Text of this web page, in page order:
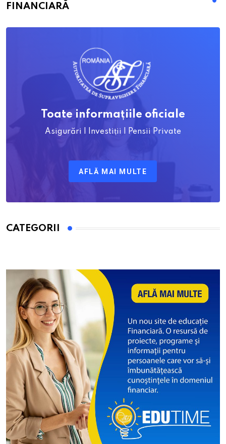
FINANCIARĂ
Toate informațiile oficiale
Asigurări | Investiții | Pensii Private
AFLĂ MAI MULTE
CATEGORII